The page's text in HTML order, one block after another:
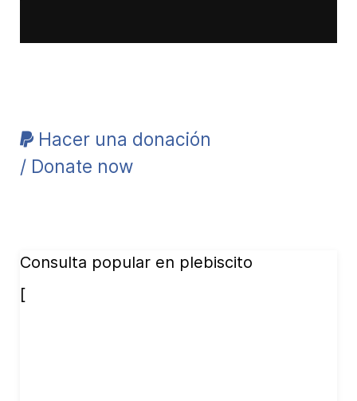
Hacer una donación
/ Donate now
Consulta popular en plebiscito
[